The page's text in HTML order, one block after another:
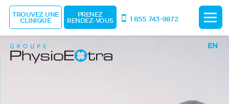
EN
TROUVEZ UNE
CLINIQUE
PRENEZ
RENDEZ-VOUS 1 855 743-9872